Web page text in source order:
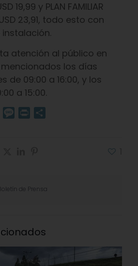
19,99 y PLAN FAMILIAR
23,91, todo esto con
atención al público en
los días
de 09:00 a 16:00, y los
a 15:00.
Email Message
Print
de Prensa